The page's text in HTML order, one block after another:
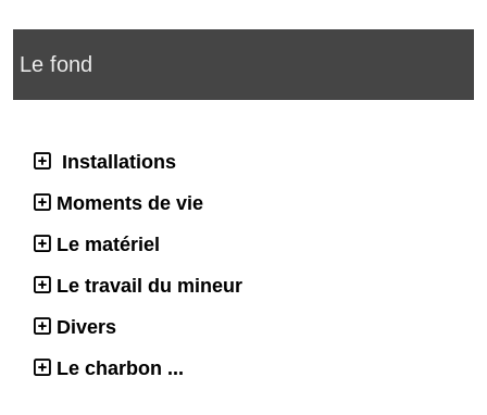
Le fond
Installations
Moments de vie
Le matériel
Le travail du mineur
Divers
Le charbon ...